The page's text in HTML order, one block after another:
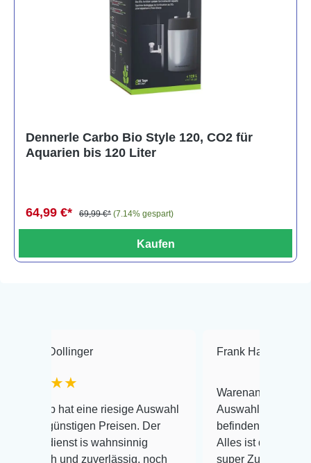
Dennerle Carbo Bio Style 120, CO2 für
Aquarien bis 120 Liter
64,99 €* 69,99 €* (7.14% gespart)
Kaufen
eine riesige Auswahl
Preisen. Der
is wahnsinnig
zuverlässig, noch
Frank Hackmayer
Warenanlieferung Top und die
Auswahl plus gesundheitliches
befinden der Fische
Alles ist quick lebendig und im
super Zustand. Gerne wieder 😃